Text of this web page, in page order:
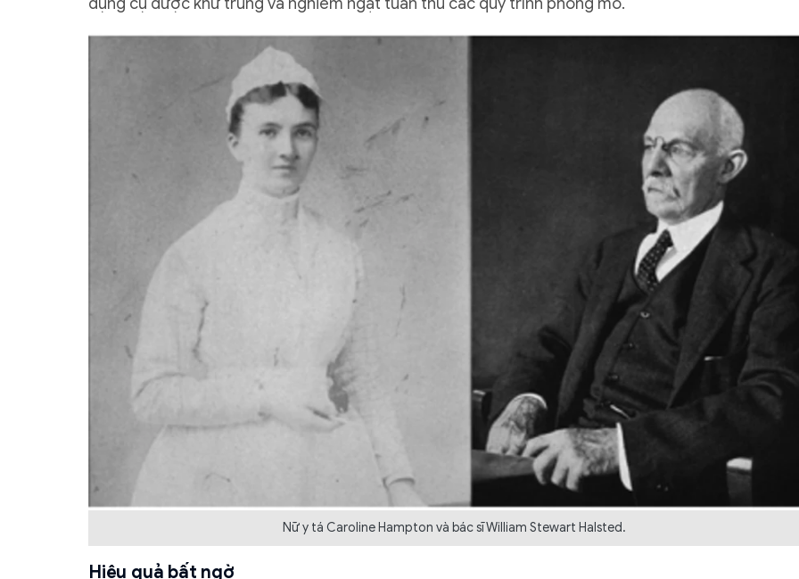
Nữ y tá Caroline Hampton và bác sĩ William Stewart Halsted.
Hiệu quả bất ngờ